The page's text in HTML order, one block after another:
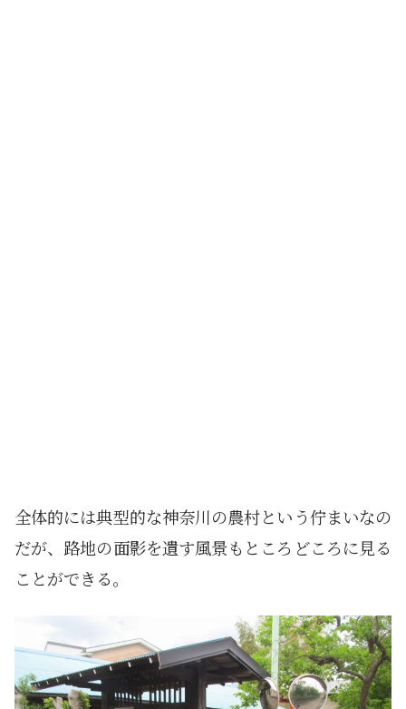
全体的には典型的な神奈川の農村という佇まいなの
だが、路地の面影を遺す風景もところどころに見る
ことができる。